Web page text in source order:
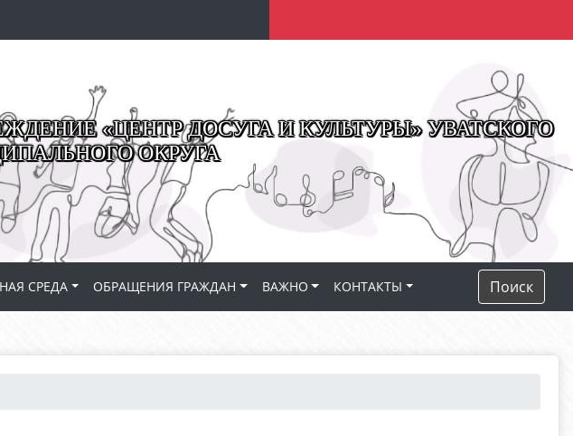
«ЦЕНТР ДОСУГА И КУЛЬТУРЫ» УВАТСКОГО
ОКРУГА
СРЕДА ОБРАЩЕНИЯ ГРАЖДАН ВАЖНО КОНТАКТЫ Поиск